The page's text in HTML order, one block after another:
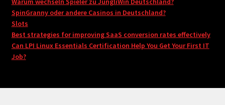
SpinGranny oder andere Casinos in Deutschland?
Slots
Best strategies for improving SaaS conversion rates effectively
Can LPI Linux Essentials Certification Help You Get Your First IT
Job?